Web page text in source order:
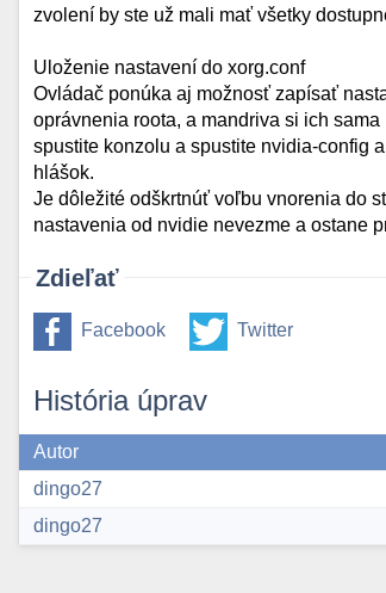
zvolení by ste už mali mať všetky
Uloženie nastavení do xorg.conf
Ovládač ponúka aj možnosť zapísať
oprávnenia roota, a mandriva si ich
spustite konzolu a spustite nvidia-config
hlášok.
Je dôležité odškrtnúť voľbu vnorenia do
nastavenia od nvidie nevezme a ostane
Zdieľať
Facebook Twitter
História úprav
Autor
dingo27
dingo27